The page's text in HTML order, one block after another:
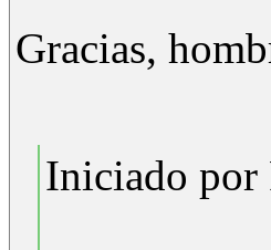
Gracias,
Iniciado por